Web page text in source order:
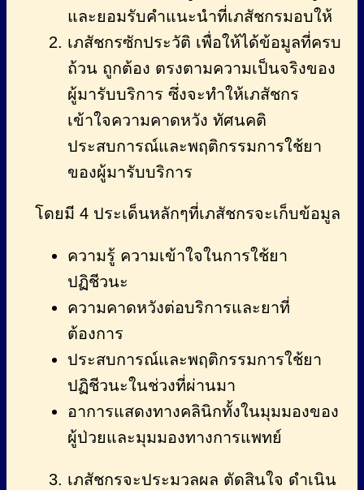
และยอมรับคำแนะนำที่เภสัชกรมอบให้
เภสัชกรซักประวัติ เพื่อให้ได้ข้อมูลที่ครบ
ถ้วน ถูกต้อง ตรงตามความเป็นจริงของ
ผู้มารับบริการ ซึ่งจะทำให้เภสัชกร
เข้าใจความคาดหวัง ทัศนคติ
ประสบการณ์และพฤติกรรมการใช้ยา
ของผู้มารับบริการ
โดยมี 4 ประเด็นหลักๆที่เภสัชกรจะเก็บข้อมูล
ความรู้ ความเข้าใจในการใช้ยา
ปฏิชีวนะ
ความคาดหวังต่อบริการและยาที่
ต้องการ
ประสบการณ์และพฤติกรรมการใช้ยา
ปฏิชีวนะในช่วงที่ผ่านมา
อาการแสดงทางคลินิกทั้งในมุมมองของ
ผู้ป่วยและมุมมองทางการแพทย์
เภสัชกรจะประมวลผล ตัดสินใจ ดำเนิน